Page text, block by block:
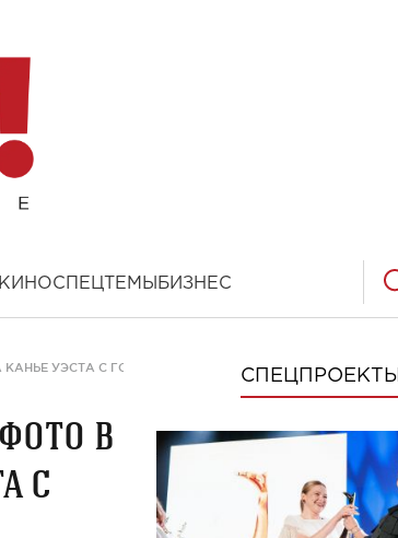
КИНОСПЕЦТЕМЫ БИЗНЕС
УЭСТА С ГОДОВЩИНОЙ
в
с
СПЕЦПРОЕКТЫ